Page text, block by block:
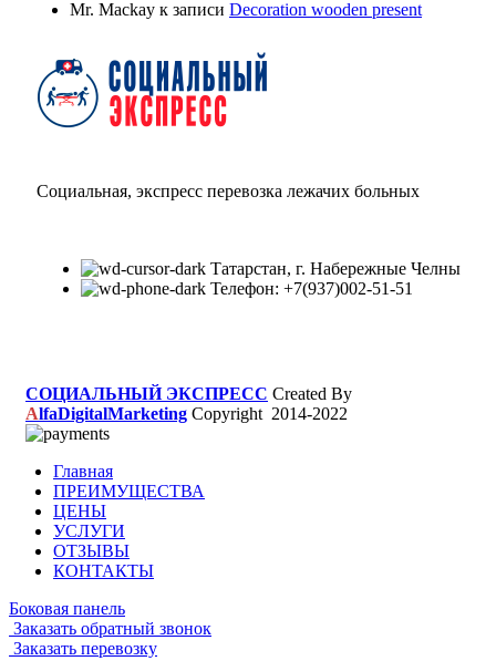
Mr. Mackay к записи Decoration wooden present
Социальная, экспресс перевозка лежачих больных
Татарстан, г. Набережные Челны
Телефон: +7(937)002-51-51
СОЦИАЛЬНЫЙ ЭКСПРЕСС Created By
AlfaDigitalMarketing Copyright 2014-2022
Главная
ПРЕИМУЩЕСТВА
ЦЕНЫ
УСЛУГИ
ОТЗЫВЫ
КОНТАКТЫ
Боковая панель
Заказать обратный звонок
Заказать перевозку